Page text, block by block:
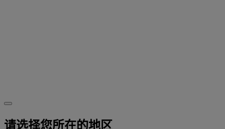
请选择您所在的地区